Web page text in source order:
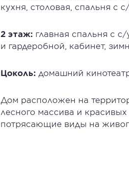
кухня, столовая, спальня с
2 этаж: главная спальня с
и гардеробной, кабинет,
Цоколь: домашний
Дом расположен на
лесного массива и
потрясающие виды на